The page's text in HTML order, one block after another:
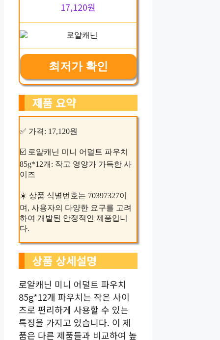
17,120원
최저가 확인
제품 요약
✅ 가격: 17,120원
☑️ 로얄캐닌 미니 어덜트 파우치
85g*12개: 작고 영양가 가득한 사
이즈
☀️ 상품 식별번호는 70397327이
며, 사용자의 다양한 요구를 고려
하여 개발된 안정적인 제품입니
다.
상품 상세설명
로얄캐닌 미니 어덜트 파우치
85g*12개 파우치는 작은 사이
즈로 편리하게 사용할 수 있는
특징을 가지고 있습니다. 이 제
품은 다른 제품들과 비교하여 높